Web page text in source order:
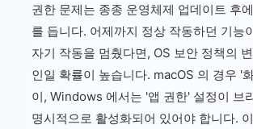
권한 문제는 종종 운영체제 업데이트 후
를 듭니다. 어제까지 정상 작동하던 기능
자기 작동을 멈췄다면, OS 보안 정책의
인일 확률이 높습니다. macOS 의 경우 '
이, Windows 에서는 '앱 권한' 설정이 브
명시적으로 활성화되어 있어야 합니다.